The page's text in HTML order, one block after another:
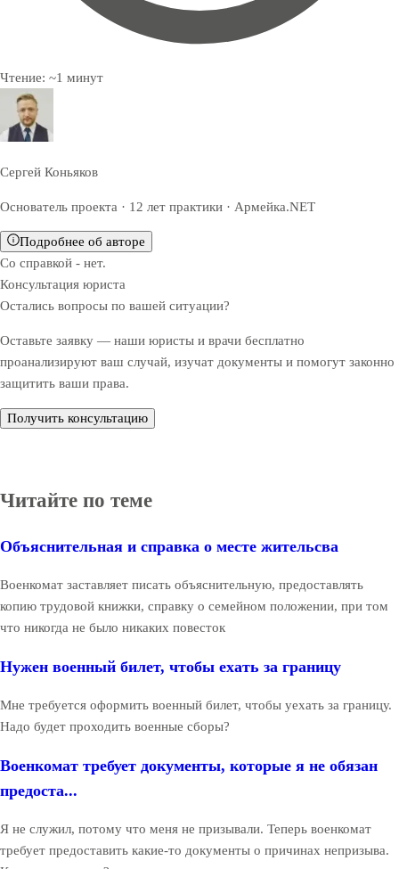
Чтение: ~1 минут
Сергей Коньяков
Основатель проекта · 12 лет практики · Армейка.NET
Подробнее об авторе
Со справкой - нет.
Консультация юриста
Остались вопросы по вашей ситуации?
Оставьте заявку — наши юристы и врачи бесплатно
проанализируют ваш случай, изучат документы и помогут законно
защитить ваши права.
Получить консультацию
Читайте по теме
Объяснительная и справка о месте жительсва
Военкомат заставляет писать объяснительную, предоставлять
копию трудовой книжки, справку о семейном положении, при том
что никогда не было никаких повесток
Нужен военный билет, чтобы ехать за границу
Мне требуется оформить военный билет, чтобы уехать за границу.
Надо будет проходить военные сборы?
Военкомат требует документы, которые я не обязан
предоста...
Я не служил, потому что меня не призывали. Теперь военкомат
требует предоставить какие-то документы о причинах непризыва.